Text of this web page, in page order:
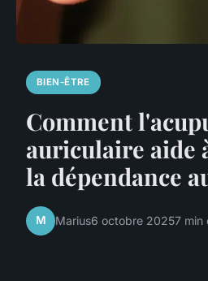
BIEN-ÊTRE
Comment
auriculaire aide
la dépendance
M Marius6 octobre 20257 min